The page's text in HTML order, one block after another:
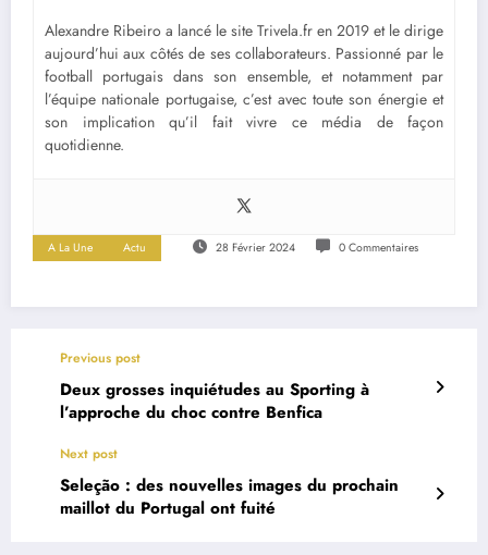
Alexandre Ribeiro a lancé le site Trivela.fr en 2019 et le dirige
aujourd’hui aux côtés de ses collaborateurs. Passionné par le
football portugais dans son ensemble, et notamment par
l’équipe nationale portugaise, c’est avec toute son énergie et
son implication qu’il fait vivre ce média de façon
quotidienne.
A La Une Actu 28 Février 2024 0 Commentaires
Previous post
Deux grosses inquiétudes au Sporting à
l’approche du choc contre Benfica
Next post
Seleção : des nouvelles images du prochain
maillot du Portugal ont fuité